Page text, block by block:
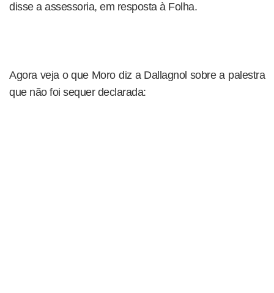
disse a assessoria, em resposta à Folha.
Agora veja o que Moro diz a Dallagnol sobre a palestra
que não foi sequer declarada: